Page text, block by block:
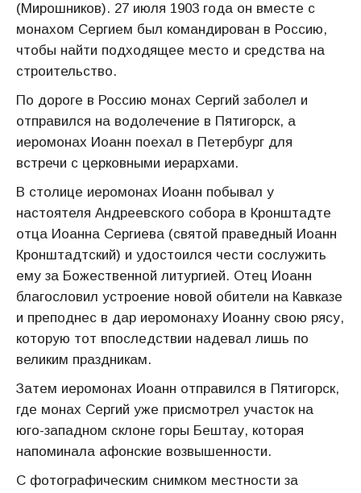
(Мирошников). 27 июля 1903 года он вместе с
монахом Сергием был командирован в Россию,
чтобы найти подходящее место и средства на
строительство.
По дороге в Россию монах Сергий заболел и
отправился на водолечение в Пятигорск, а
иеромонах Иоанн поехал в Петербург для
встречи с церковными иерархами.
В столице иеромонах Иоанн побывал у
настоятеля Андреевского собора в Кронштадте
отца Иоанна Сергиева (святой праведный Иоанн
Кронштадтский) и удостоился чести сослужить
ему за Божественной литургией. Отец Иоанн
благословил устроение новой обители на Кавказе
и преподнес в дар иеромонаху Иоанну свою рясу,
которую тот впоследствии надевал лишь по
великим праздникам.
Затем иеромонах Иоанн отправился в Пятигорск,
где монах Сергий уже присмотрел участок на
юго-западном склоне горы Бештау, которая
напоминала афонские возвышенности.
С фотографическим снимком местности за